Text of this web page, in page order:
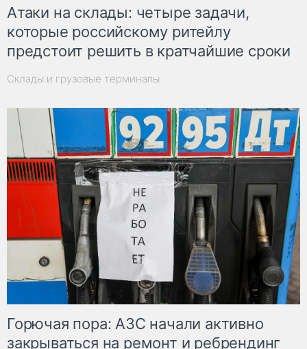
Атаки на склады: четыре задачи,
которые российскому ритейлу
предстоит решить в кратчайшие сроки
Склады и грузовые терминалы
Горючая пора: АЗС начали активно
закрываться на ремонт и ребрендинг